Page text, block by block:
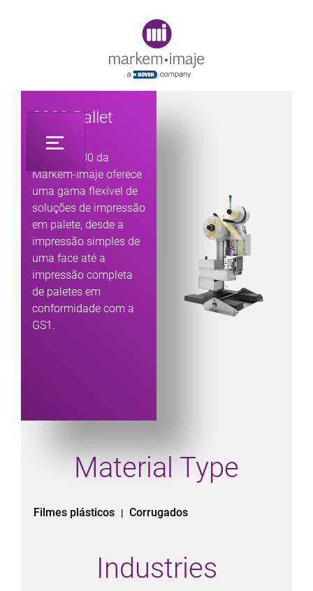
2200 Pallet
A Série 2200 da
Markem-Imaje oferece
uma gama flexível de
soluções de impressão
em palete, desde a
impressão simples de
uma face até a
impressão completa
de paletes em
conformidade com a
GS1.
Material Type
Filmes plásticos | Corrugados
Industries